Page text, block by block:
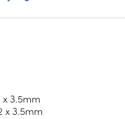
x 3.5mm
x 3.5mm